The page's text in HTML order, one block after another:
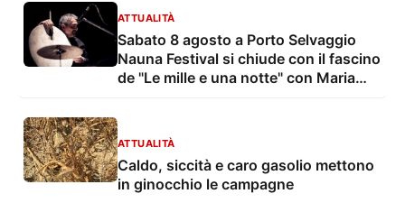
ATTUALITÀ
Sabato 8 agosto a Porto Selvaggio
Nauna Festival si chiude con il fascino
de "Le mille e una notte" con Maria
ATTUALITÀ
Caldo, siccità e caro gasolio mettono
in ginocchio le campagne